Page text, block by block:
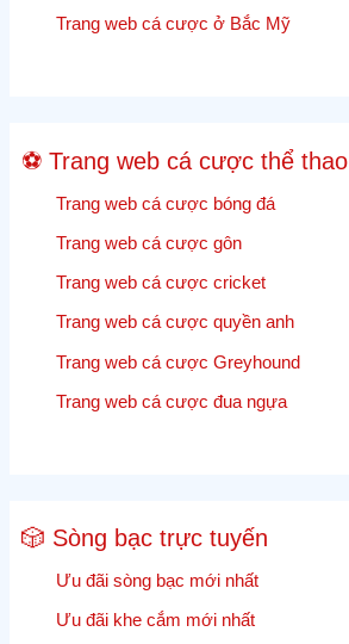
và
trực
tiếp
Trang web cá cược ở Bắc Mỹ
⚽ Trang web cá cược thể thao
Trang web cá cược bóng đá
Trang web cá cược gôn
Trang web cá cược cricket
Trang web cá cược quyền anh
Trang web cá cược Greyhound
Trang web cá cược đua ngựa
🎲 Sòng bạc trực tuyến
Ưu đãi sòng bạc mới nhất
Ưu đãi khe cắm mới nhất